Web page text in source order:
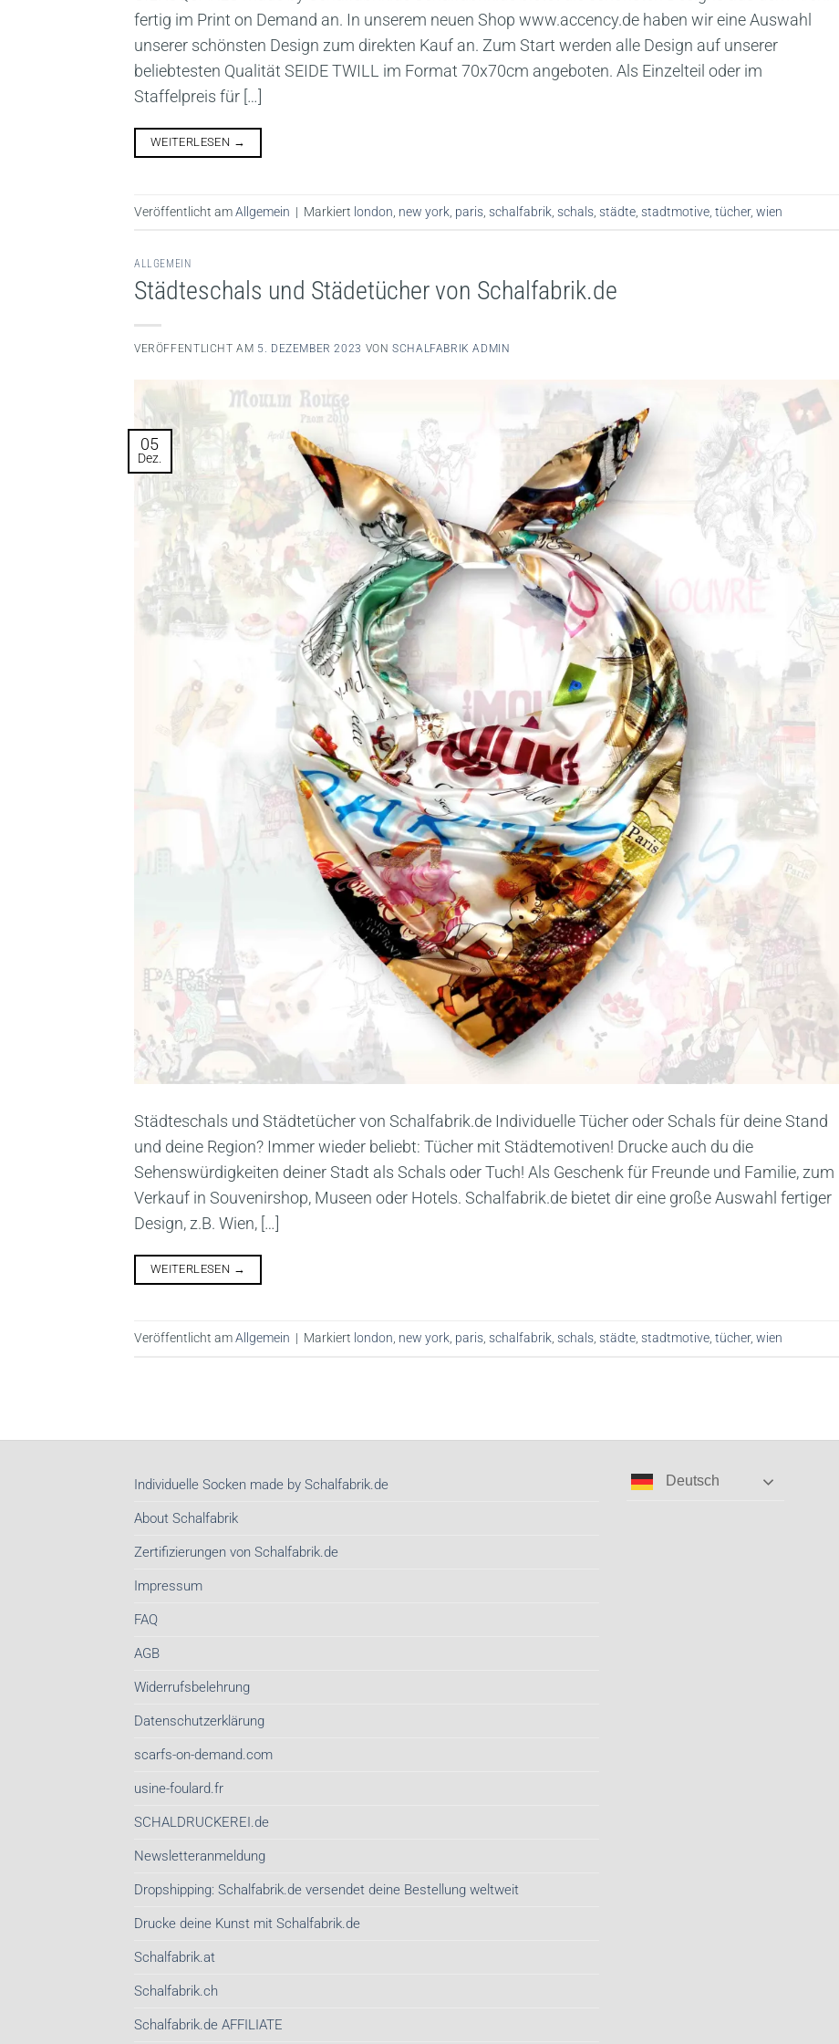
fertig im Print on Demand an. In unserem neuen Shop www.accency.de haben wir eine Auswahl
unserer schönsten Design zum direkten Kauf an. Zum Start werden alle Design auf unserer
beliebtesten Qualität SEIDE TWILL im Format 70x70cm angeboten. Als Einzelteil oder im
Staffelpreis für […]
WEITERLESEN →
Veröffentlicht amAllgemein | Markiert london new york paris schalfabrik schals städte stadtmotive tücher, wien
ALLGEMEIN
Städteschals und Städetücher von Schalfabrik.de
VERÖFFENTLICHT AM 5. DEZEMBER 2023 VONSCHALFABRIK ADMIN
05
Dez.
Städteschals und Städtetücher von Schalfabrik.de Individuelle Tücher oder Schals für deine Stand
und deine Region? Immer wieder beliebt: Tücher mit Städtemotiven! Drucke auch du die
Sehenswürdigkeiten deiner Stadt als Schals oder Tuch! Als Geschenk für Freunde und Familie, zum
Verkauf in Souvenirshop, Museen oder Hotels. Schalfabrik.de bietet dir eine große Auswahl fertiger
Design, z.B. Wien, […]
WEITERLESEN →
Veröffentlicht amAllgemein | Markiert london new york paris schalfabrik schals städte stadtmotive tücher, wien
Individuelle Socken made by Schalfabrik.de
About Schalfabrik
Zertifizierungen von Schalfabrik.de
Impressum
FAQ
AGB
Widerrufsbelehrung
Datenschutzerklärung
scarfs-on-demand.com
usine-foulard.fr
SCHALDRUCKEREI.de
Newsletteranmeldung
Dropshipping: Schalfabrik.de versendet deine Bestellung weltweit
Drucke deine Kunst mit Schalfabrik.de
Schalfabrik.at
Schalfabrik.ch
Schalfabrik.de AFFILIATE
Deutsch